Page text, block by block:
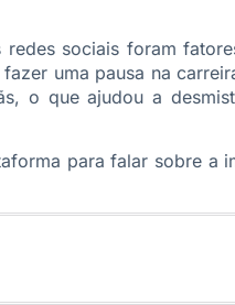
sociais foram
uma pausa na
o que ajudou a
para falar sobre a